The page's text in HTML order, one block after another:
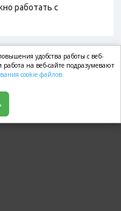
работать с
удобства работы с веб-
на веб-сайте подразумевают
cookie файлов.